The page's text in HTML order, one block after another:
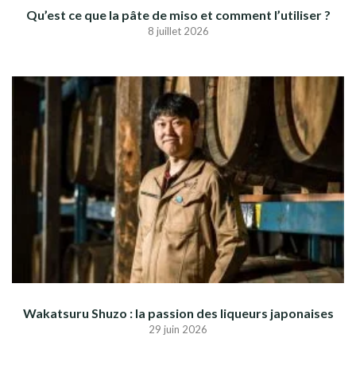
Qu’est ce que la pâte de miso et comment l’utiliser ?
8 juillet 2026
Wakatsuru Shuzo : la passion des liqueurs japonaises
29 juin 2026